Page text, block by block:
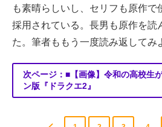
も素晴らしいし、セリフも原作で
採用されている。長男も原作を読
た。筆者ももう一度読み返してみ
次ページ：■【画像】令和の高校生
ン版『ドラクエ2』